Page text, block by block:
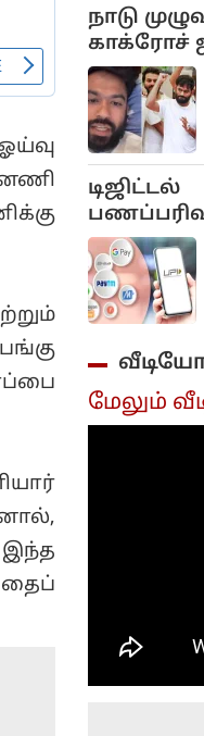
இந்த
நாடு
காக்ரோச்
தலைவர்
அறிவிப்பு..
டிஜிட்டல்
கட்டணம்
மசோதா..
மேலும்